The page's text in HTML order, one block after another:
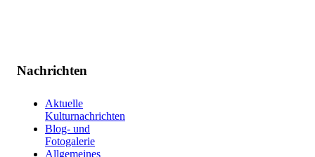
Nachrichten
Aktuelle
Kulturnachrichten
Blog- und
Fotogalerie
Allgemeines